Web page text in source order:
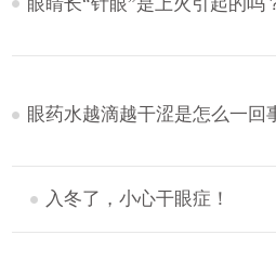
眼药水越滴越干涩是怎么一回
入冬了，小心干眼症！